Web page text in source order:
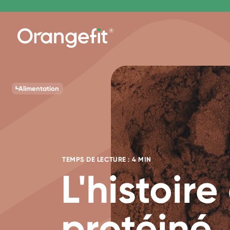
TEMPS DE LECTURE : 4 MIN
Alimentation